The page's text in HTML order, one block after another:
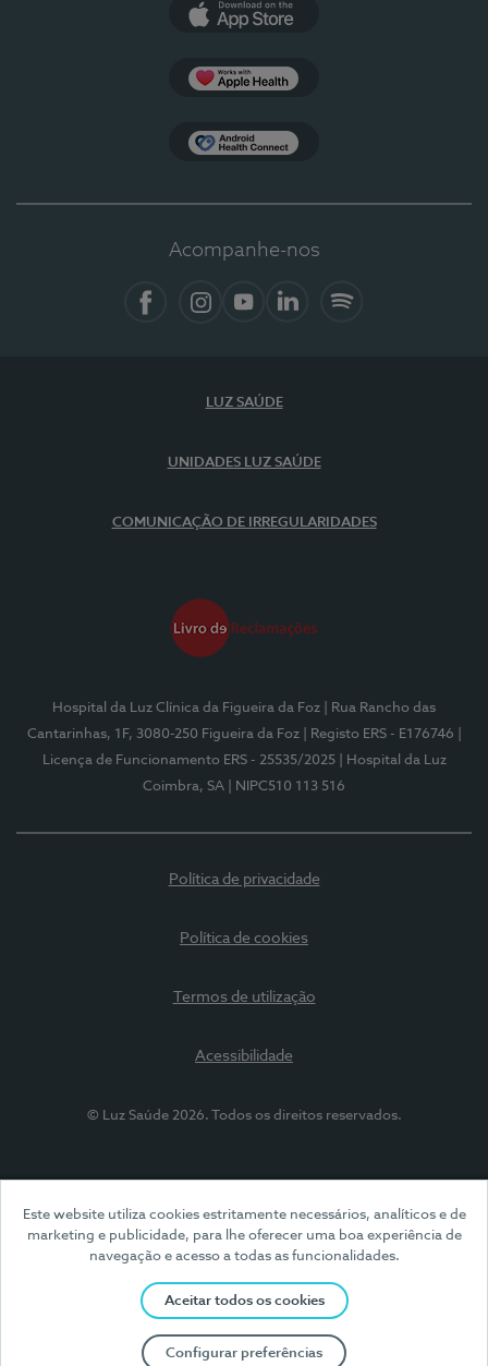
Este website utiliza cookies estritamente necessários, analíticos e de
marketing e publicidade, para lhe oferecer uma boa experiência de
navegação e acesso a todas as funcionalidades.
Aceitar todos os cookies
Configurar preferências
Acompanhe-nos
LUZ SAÚDE
UNIDADES LUZ SAÚDE
COMUNICAÇÃO DE IRREGULARIDADES
Hospital da Luz Clínica da Figueira da Foz
| Rua Rancho das
Cantarinhas, 1F, 3080-250 Figueira da Foz
| Registo ERS - E176746
Licença de Funcionamento ERS - 25535/2025
| Hospital da Luz
Coimbra, SA
| NIPC510 113 516
Política de privacidade
Política de cookies
Termos de utilização
Acessibilidade
© Luz Saúde 2026. Todos os direitos reservados.